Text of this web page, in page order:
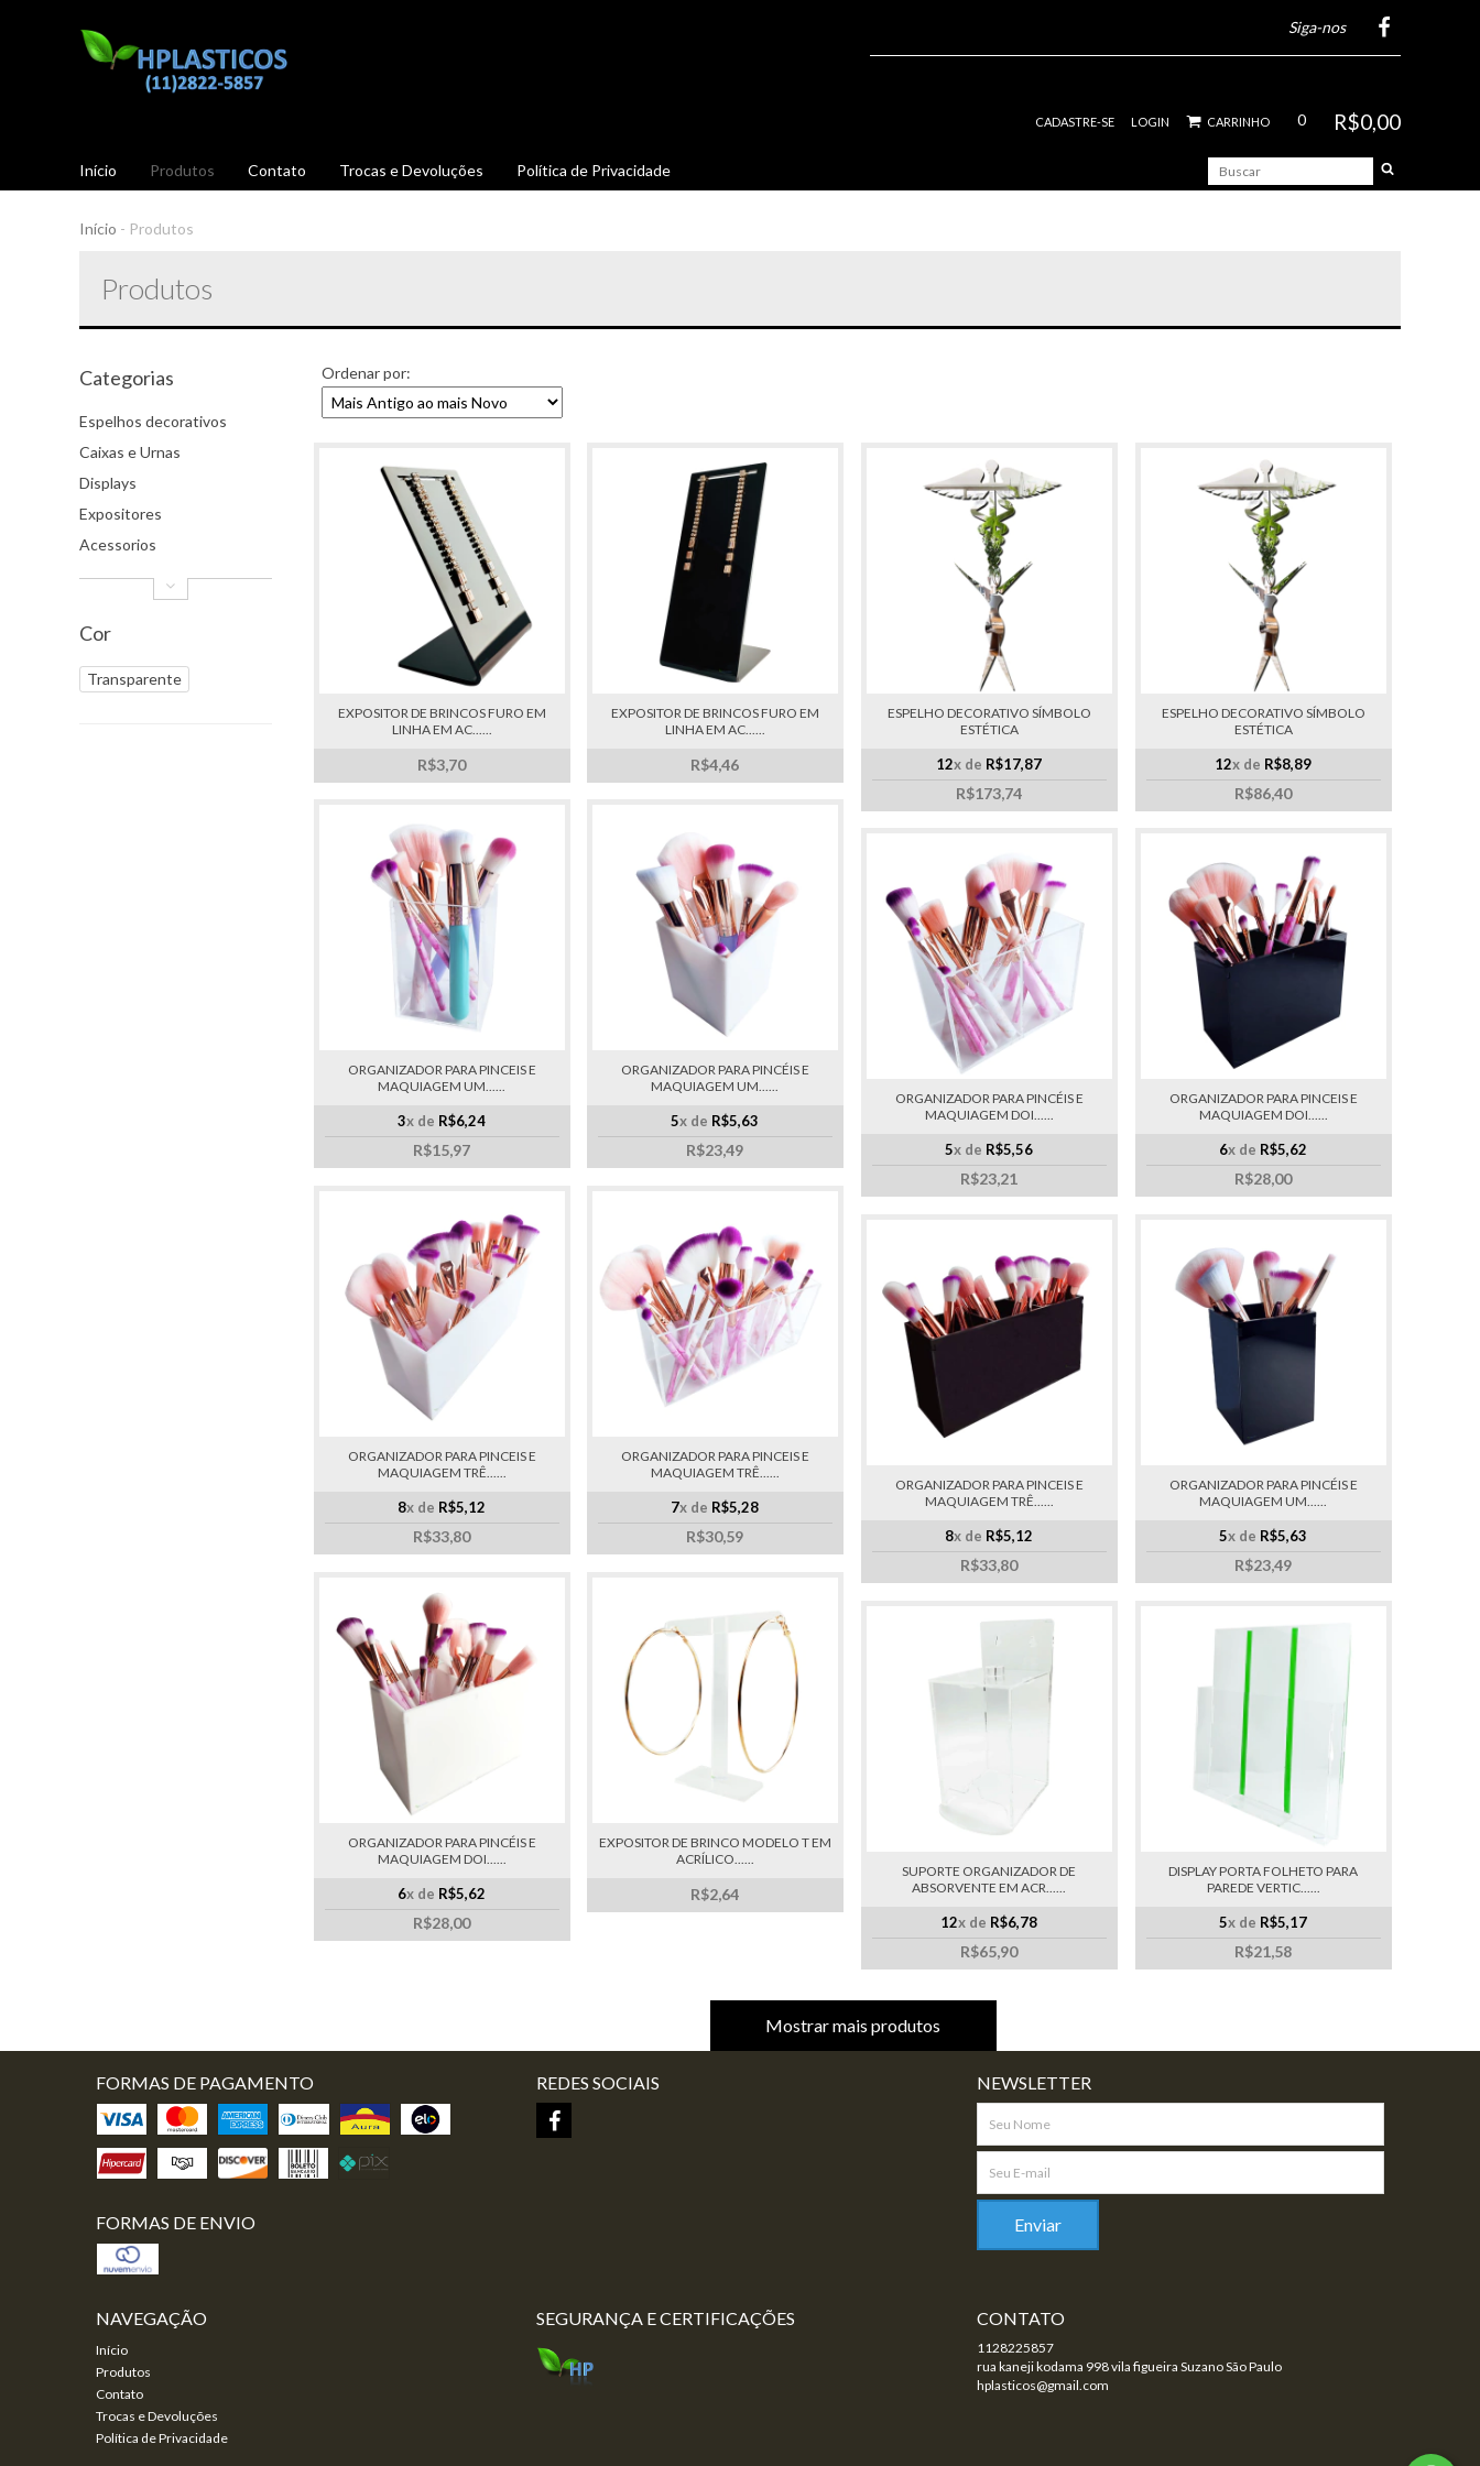
Siga-nos
CADASTRE-SE LOGIN CARRINHO 0 R$0,00
Início Produtos Contato Trocas e Devoluções Política de Privacidade
Início - Produtos
Produtos
Categorias
Espelhos decorativos
Caixas e Urnas
Displays
Expositores
Acessorios
Cor
Transparente
Ordenar por:
EXPOSITOR DE BRINCOS FURO EM
LINHA EM AC......
R$3,70
EXPOSITOR DE BRINCOS FURO EM
LINHA EM AC......
R$4,46
ESPELHO DECORATIVO SÍMBOLO
ESTÉTICA
12x de R$17,87
R$173,74
ESPELHO DECORATIVO SÍMBOLO
ESTÉTICA
12x de R$8,89
R$86,40
ORGANIZADOR PARA PINCEIS E
MAQUIAGEM UM......
3x de R$6,24
R$15,97
ORGANIZADOR PARA PINCÉIS E
MAQUIAGEM UM......
5x de R$5,63
R$23,49
ORGANIZADOR PARA PINCÉIS E
MAQUIAGEM DOI......
5x de R$5,56
R$23,21
ORGANIZADOR PARA PINCEIS E
MAQUIAGEM DOI......
6x de R$5,62
R$28,00
ORGANIZADOR PARA PINCEIS E
MAQUIAGEM TRÊ......
8x de R$5,12
R$33,80
ORGANIZADOR PARA PINCEIS E
MAQUIAGEM TRÊ......
7x de R$5,28
R$30,59
ORGANIZADOR PARA PINCEIS E
MAQUIAGEM TRÊ......
8x de R$5,12
R$33,80
ORGANIZADOR PARA PINCÉIS E
MAQUIAGEM UM......
5x de R$5,63
R$23,49
ORGANIZADOR PARA PINCÉIS E
MAQUIAGEM DOI......
6x de R$5,62
R$28,00
EXPOSITOR DE BRINCO MODELO T EM
ACRÍLICO......
R$2,64
SUPORTE ORGANIZADOR DE
ABSORVENTE EM ACR......
12x de R$6,78
R$65,90
DISPLAY PORTA FOLHETO PARA
PAREDE VERTIC......
5x de R$5,17
R$21,58
Mostrar mais produtos
FORMAS DE PAGAMENTO
FORMAS DE ENVIO
REDES SOCIAIS NEWSLETTER
NAVEGAÇÃO
Início
Produtos
Contato
Trocas e Devoluções
Política de Privacidade
SEGURANÇA E CERTIFICAÇÕES CONTATO
1128225857
rua kaneji kodama 998 vila figueira Suzano São Paulo
hplasticos@gmail.com